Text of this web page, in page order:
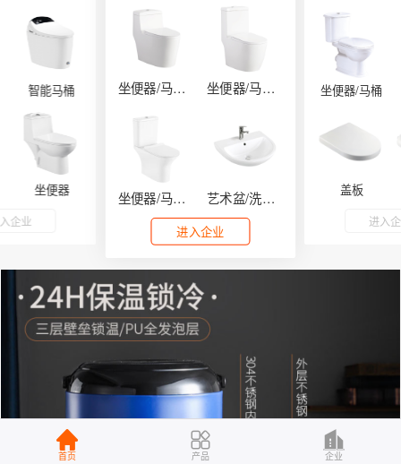
智能马桶
坐便器
企业
坐便器/马桶系列 坐便器/马桶系列
坐便器/马桶系列 艺术盆/洗手盆
进入企业
坐便器/马桶
盖板
进入
首页 产品 企业